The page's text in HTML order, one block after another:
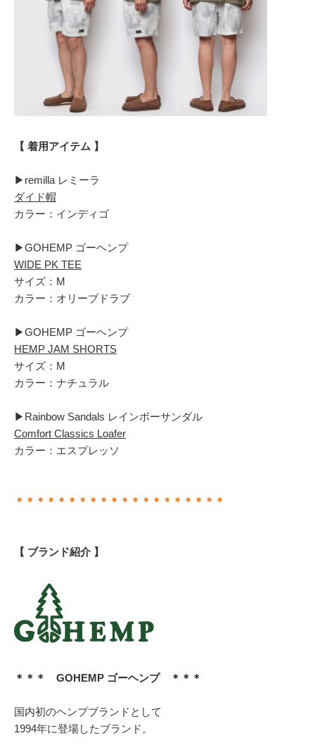
【 着用アイテム 】
▶︎remilla レミーラ
ダイド帽
カラー：インディゴ
▶︎GOHEMP ゴーヘンプ
WIDE PK TEE
サイズ：M
カラー：オリーブドラブ
▶︎GOHEMP ゴーヘンプ
HEMP JAM SHORTS
サイズ：M
カラー：ナチュラル
▶︎Rainbow Sandals レインボーサンダル
Comfort Classics Loafer
カラー：エスプレッソ
＊＊＊＊＊＊＊＊＊＊＊＊＊＊＊＊＊＊＊＊
【 ブランド紹介 】
＊＊＊ GOHEMP ゴーヘンプ ＊＊＊
国内初のヘンプブランドとして
1994年に登場したブランド。